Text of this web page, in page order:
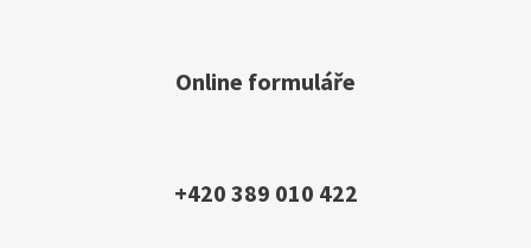
Online formuláře
+420 389 010 422